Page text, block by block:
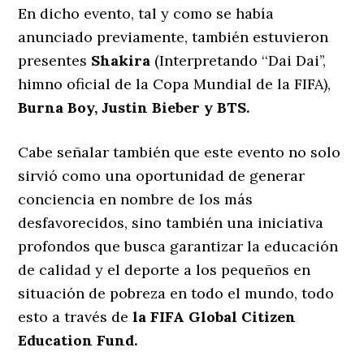
En dicho evento, tal y como se había
anunciado previamente, también estuvieron
presentes Shakira (Interpretando ‘‘Dai Dai’’,
himno oficial de la Copa Mundial de la FIFA),
Burna Boy, Justin Bieber y BTS.
Cabe señalar también que este evento no solo
sirvió como una oportunidad de generar
conciencia en nombre de los más
desfavorecidos, sino también una iniciativa
profondos que busca garantizar la educación
de calidad y el deporte a los pequeños en
situación de pobreza en todo el mundo, todo
esto a través dela FIFA Global Citizen
Education Fund.